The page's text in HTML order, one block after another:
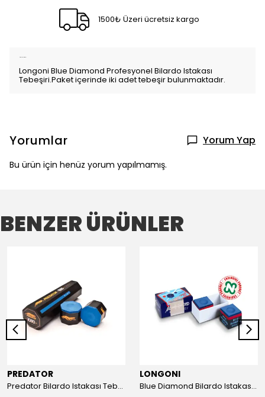
1500₺ Üzeri ücretsiz kargo
Longoni Blue Diamond Profesyonel Bilardo Istakası
Tebeşiri.Paket içerinde iki adet tebeşir bulunmaktadır.
Yorumlar Yorum Yap
Bu ürün için henüz yorum yapılmamış.
BENZER ÜRÜNLER
PREDATOR
Predator Bilardo Istakası Tebeşiri 1 Adet
LONGONI
Blue Diamond Bilardo Istakası Tebeşiri 2li Paket